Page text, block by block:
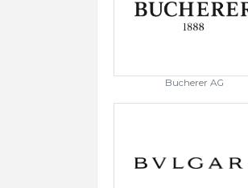
Bucherer AG